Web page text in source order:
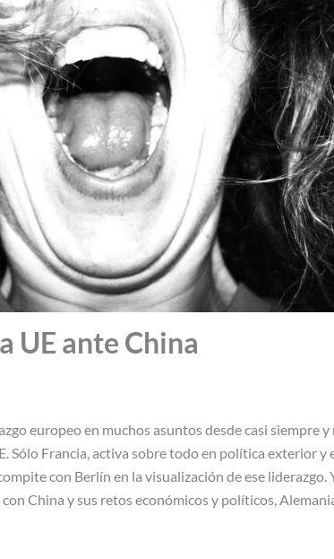
UE ante China
europeo en muchos asuntos desde casi siempre
Sólo Francia, activa sobre todo en política exterior y
con Berlín en la visualización de ese liderazgo.
China y sus retos económicos y políticos,